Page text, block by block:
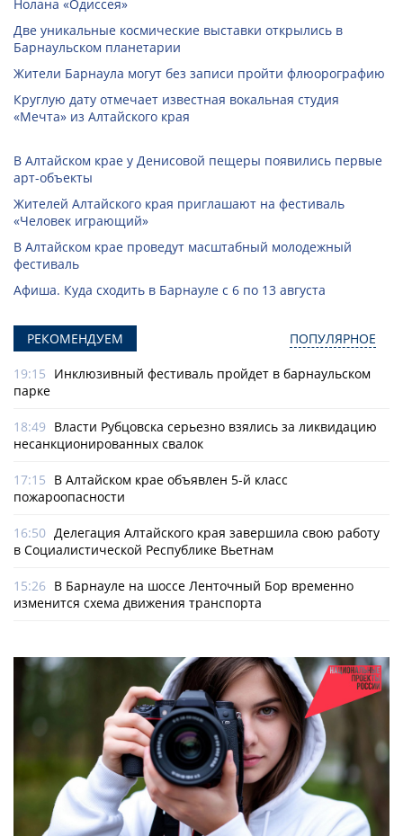
Нолана «Одиссея»
Две уникальные космические выставки открылись в
Барнаульском планетарии
Жители Барнаула могут без записи пройти флюорографию
Круглую дату отмечает известная вокальная студия
«Мечта» из Алтайского края
В Алтайском крае у Денисовой пещеры появились первые
арт-объекты
Жителей Алтайского края приглашают на фестиваль
«Человек играющий»
В Алтайском крае проведут масштабный молодежный
фестиваль
Афиша. Куда сходить в Барнауле с 6 по 13 августа
РЕКОМЕНДУЕМ ПОПУЛЯРНОЕ
19:15 Инклюзивный фестиваль пройдет в барнаульском
парке
18:49 Власти Рубцовска серьезно взялись за ликвидацию
несанкционированных свалок
17:15 В Алтайском крае объявлен 5-й класс
пожароопасности
16:50 Делегация Алтайского края завершила свою работу
в Социалистической Республике Вьетнам
15:26 В Барнауле на шоссе Ленточный Бор временно
изменится схема движения транспорта